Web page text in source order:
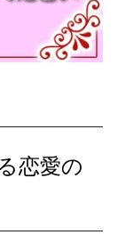
恋愛の